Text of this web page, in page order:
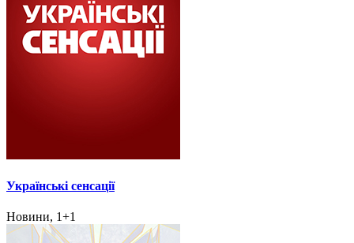
Українські сенсації
Новини, 1+1